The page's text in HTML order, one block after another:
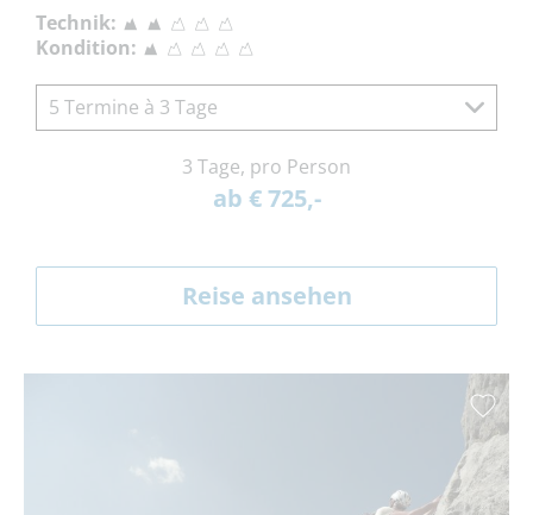
Technik:
Kondition:
5 Termine à 3 Tage
3 Tage, pro Person
ab € 725,-
Reise ansehen